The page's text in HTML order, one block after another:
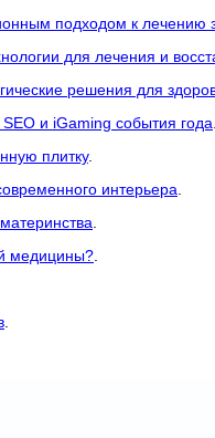
подходом к лечению
для лечения и
решения для
и iGaming события года
плитку.
интерьера
медицины?